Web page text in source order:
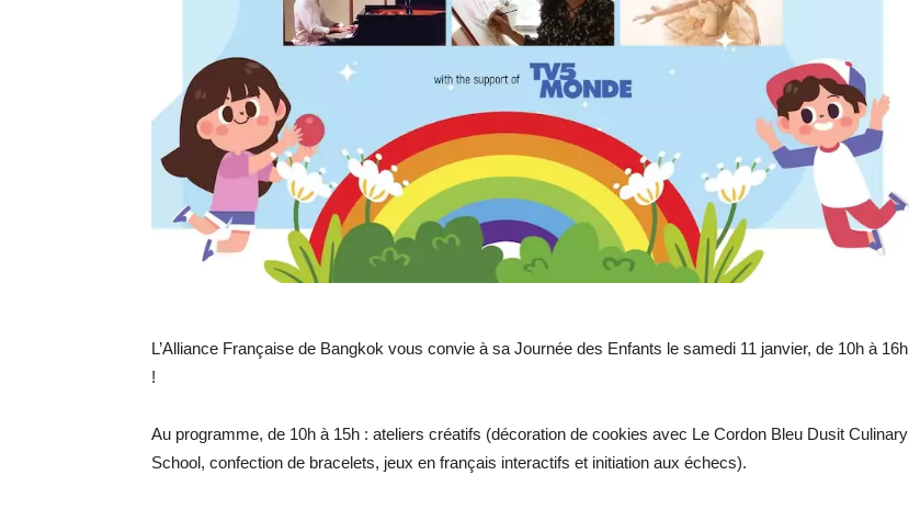
L’Alliance Française de Bangkok vous convie à sa Journée des Enfants le samedi 11 janvier, de 10h à 16h
!
Au programme, de 10h à 15h : ateliers créatifs (décoration de cookies avec Le Cordon Bleu Dusit Culinary
School, confection de bracelets, jeux en français interactifs et initiation aux échecs).